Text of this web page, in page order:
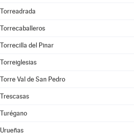
Torreadrada
Torrecaballeros
Torrecilla del Pinar
Torreiglesias
Torre Val de San Pedro
Trescasas
Turégano
Urueñas